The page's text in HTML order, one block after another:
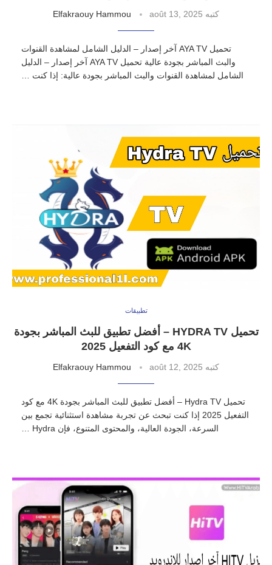
كتبه Elfakraouy Hammou août 13, 2025
تحميل AYA TV آخر إصدار – الدليل الشامل لمشاهدة القنوات
والبث المباشر بجودة عالية تحميل AYA TV آخر إصدار – الدليل
الشامل لمشاهدة القنوات والبث المباشر بجودة عالية: إذا كنت …
تطبيقات
تحميل HYDRA TV – أفضل تطبيق للبث المباشر بجودة
4K مع كود التفعيل 2025
كتبه Elfakraouy Hammou août 12, 2025
تحميل Hydra TV – أفضل تطبيق للبث المباشر بجودة 4K مع كود
التفعيل 2025 إذا كنت تبحث عن تجربة مشاهدة استثنائية تجمع بين
السرعة، الجودة العالية، والمحتوى المتنوع، فإن Hydra …